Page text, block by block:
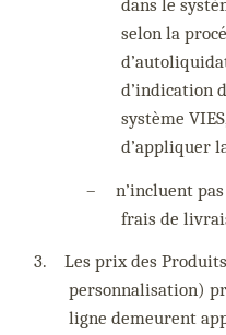
dans le
selon la
d’indication
système
d’appliquer
–
n’incluent
frais de
3.
Les prix des
personnalisation)
ligne demeurent